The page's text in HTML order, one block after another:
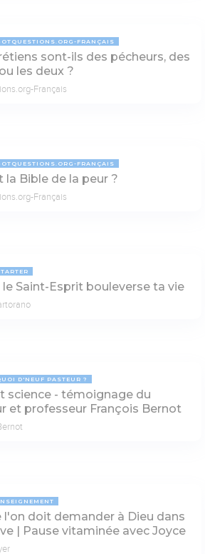
FRANÇAIS
sont-ils des pécheurs, des
les deux ?
Français
FRANÇAIS
la Bible de la peur ?
Français
le Saint-Esprit bouleverse ta vie
D'NEUF PASTEUR ?
science - témoignage du
et professeur François Bernot
l'on doit demander à Dieu dans
| Pause vitaminée avec Joyce